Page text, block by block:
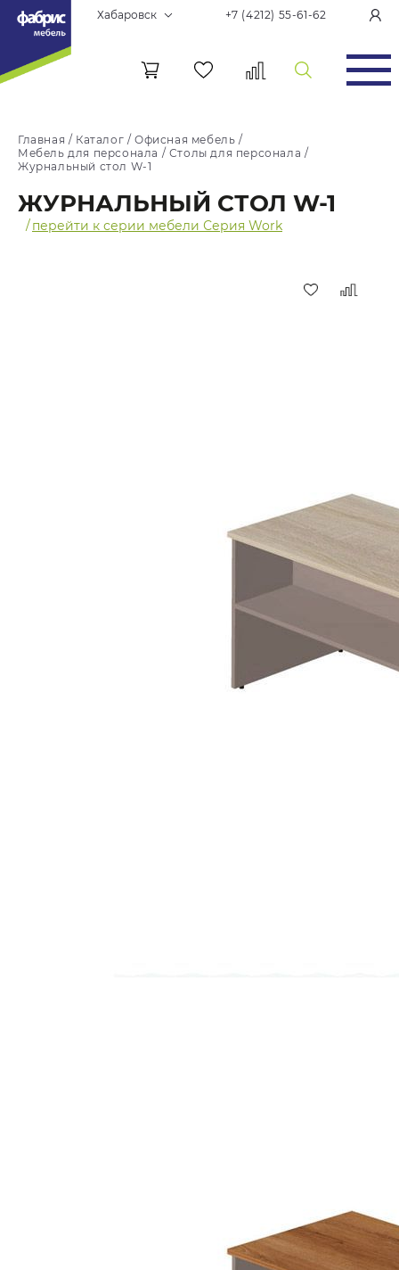
Хабаровск +7 (4212) 55-61-62
Главная / Каталог /Офисная мебель /
Мебель для персонала / Столы для персонала /
Журнальный стол W-1
ЖУРНАЛЬНЫЙ СТОЛ W-1
/перейти к серии мебели Серия Work